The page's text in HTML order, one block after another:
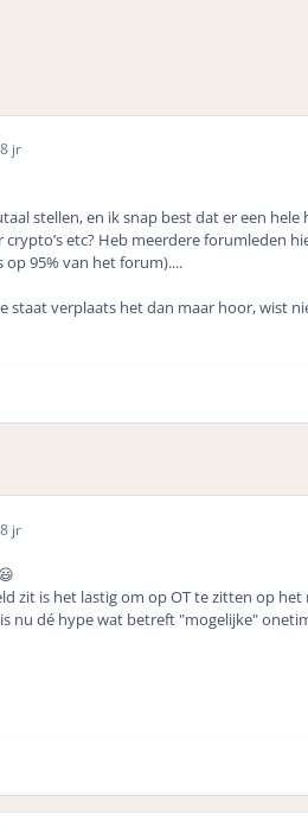
8 jr
stellen, en ik snap best dat er een
etc? Heb meerdere forumleden
95% van het forum)....
staat verplaats het dan maar hoor, wist
8 jr
zit is het lastig om op OT te zitten op
nu dé hype wat betreft "mogelijke"